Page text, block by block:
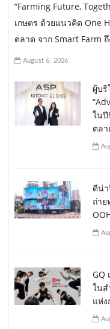
“Farming Future,
เกษตร ด้วยแนวคิด One
ตลาด จาก Smart Farm
August 6, 2026
ผู้บ
ใน
ตล
ดีน่
ถ่า
GQ
ในส
แห่